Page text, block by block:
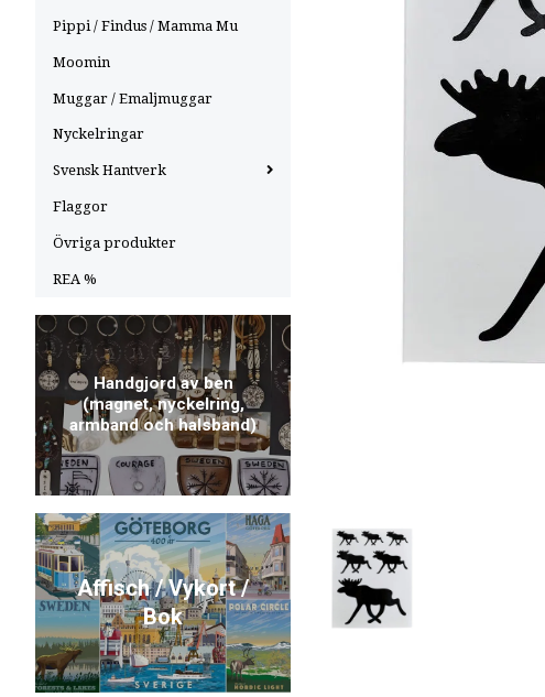
Pippi / Findus / Mamma Mu
Moomin
Muggar / Emaljmuggar
Nyckelringar
Svensk Hantverk
Flaggor
Övriga produkter
REA %
Handgjord av ben
(magnet, nyckelring,
armband och halsband)
Affisch / Vykort /
Bok